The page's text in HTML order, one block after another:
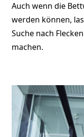
Auch wenn die
werden können,
Suche nach
machen.